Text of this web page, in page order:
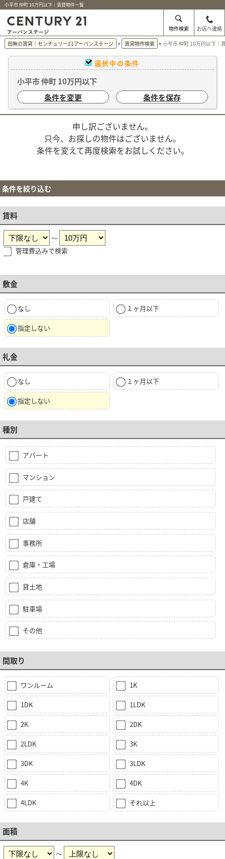
小平市 仲町 10万円以下｜賃貸物件一覧
物件検索
お店へ連絡
田無の賃貸｜センチュリー21アーバンステージ
賃貸物件検索 小平市 仲町 10万円以下｜
選択中の条件
小平市 仲町 10万円以下
条件を変更
条件を保存
申し訳ございません。
只今、お探しの物件はございません。
条件を変えて再度検索をお試しください。
条件を絞り込む
賃料
～
管理費込みで検索
敷金
なし １ヶ月以下
指定しない
礼金
なし １ヶ月以下
指定しない
種別
アパート
マンション
戸建て
店舗
事務所
倉庫・工場
貸土地
駐車場
その他
間取り
ワンルーム 1K
1DK 1LDK
2K 2DK
2LDK 3K
3DK 3LDK
4K 4DK
4LDK それ以上
面積
～